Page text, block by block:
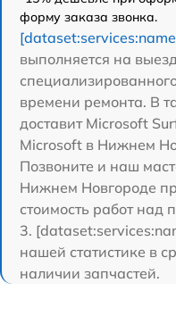
форму заказа звонка.
выполняется на
времени ремонта. В
доставит Microsoft
Microsoft в Нижнем
Позвоните и наш
Нижнем Новгороде
стоимость работ над
3.
нашей статистике в
наличии запчастей.